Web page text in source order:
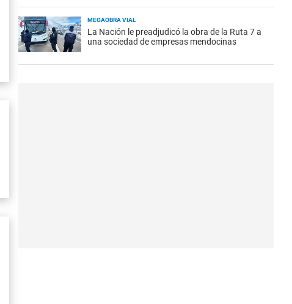
MEGAOBRA VIAL
La Nación le preadjudicó la obra de la Ruta 7 a
una sociedad de empresas mendocinas